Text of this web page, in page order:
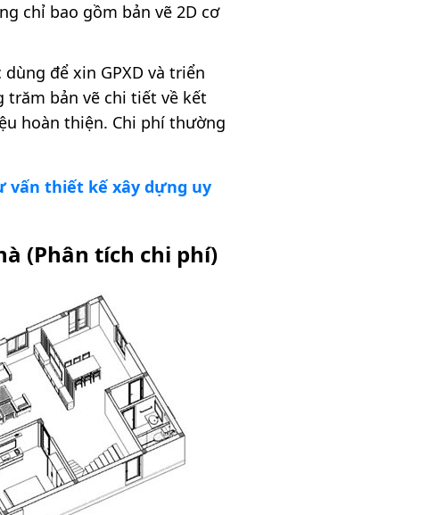
chỉ bao gồm bản vẽ 2D cơ
để xin GPXD và triển
bản vẽ chi tiết về kết
hoàn thiện. Chi phí thường
vấn thiết kế xây dựng uy
(Phân tích chi phí)